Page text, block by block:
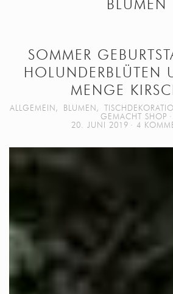
BLUMEN
SOMMER
HOLUNDERBLÜTEN
MENGE
ALLGEMEIN , BLUMEN ,
GEMACHT SHOP
20. JUNI 2019
4